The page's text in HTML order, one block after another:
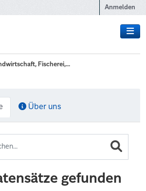
Anmelden
Fischerei,...
Über uns
gefunden